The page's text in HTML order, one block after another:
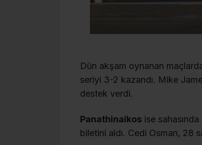
Dün akşam oynanan
seriyi 3-2 kazandı. Mike
destek verdi.
Panathinaikos ise sahasında
biletini aldı. Cedi Osman, 28